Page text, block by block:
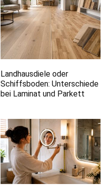
Landhausdiele oder
Schiffsboden: Unterschiede
bei Laminat und Parkett